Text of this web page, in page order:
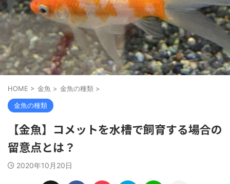
HOME > 金魚 > 金魚の種類 >
金魚の種類
【金魚】コメットを水槽で飼育する場合の
留意点とは？
2020年10月20日